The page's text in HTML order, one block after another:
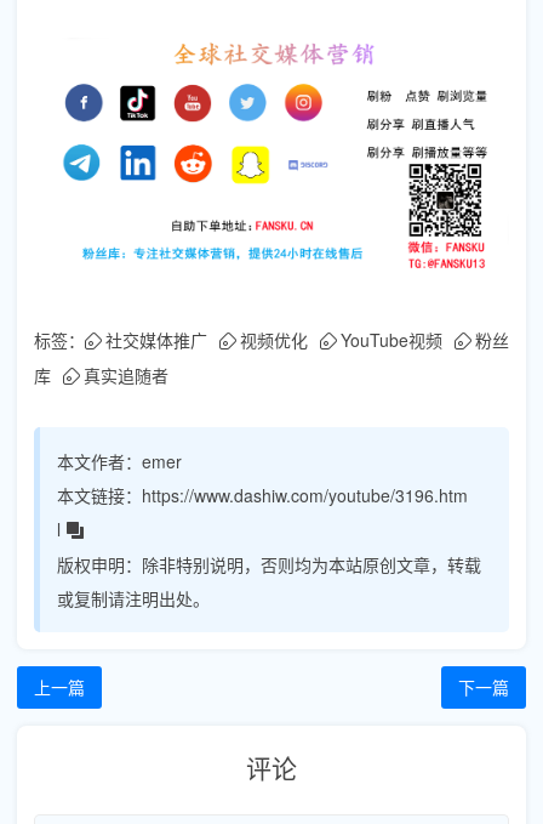
标签： 社交媒体推广 视频优化 YouTube视频
粉丝
库
真实追随者
本文作者： emer
本文链接： https://www.dashiw.com/youtube/3196.htm
l
版权申明： 除非特别说明，否则均为本站原创文章，转载
或复制请注明出处。
上一篇 下一篇
评论